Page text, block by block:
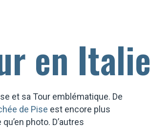
en Italie
et sa Tour emblématique. De
de Pise est encore plus
photo. D’autres